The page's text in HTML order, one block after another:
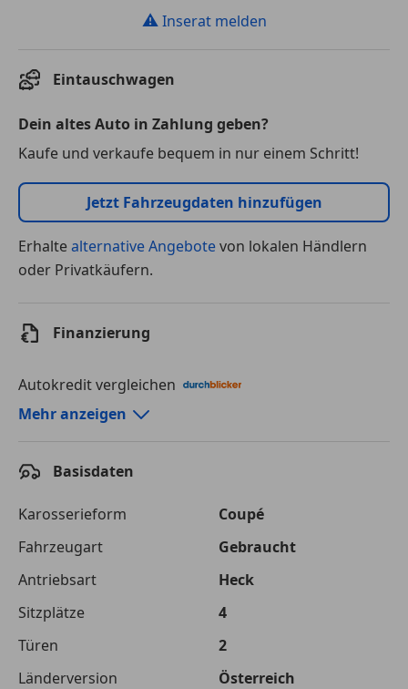
⚠ Inserat melden
Eintauschwagen
Dein altes Auto in Zahlung geben?
Kaufe und verkaufe bequem in nur einem Schritt!
Jetzt Fahrzeugdaten hinzufügen
Erhaltealternative Angebotevon lokalen Händlern
oder Privatkäufern.
Finanzierung
Autokredit vergleichen
Autokredit-Rechner von durchblicker.at
Laufzeit
120 Monate
Kreditbetrag
€ 45 000,-
Zu zahlender
Gesamtbetrag
€ 63 396,-
Einberechnete Gebühren
€ 0,-
Mehr anzeigen
Basisdaten
Karosserieform
Coupé
Fahrzeugart
Gebraucht
Antriebsart
Heck
Sitzplätze
4
Türen
2
Länderversion
Österreich